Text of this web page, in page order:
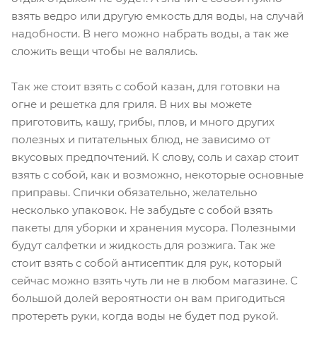
взять ведро или другую емкость для воды, на случай
надобности. В него можно набрать воды, а так же
сложить вещи чтобы не валялись.
Так же стоит взять с собой казан, для готовки на
огне и решетка для гриля. В них вы можете
приготовить, кашу, грибы, плов, и много других
полезных и питательных блюд, не зависимо от
вкусовых предпочтений. К слову, соль и сахар стоит
взять с собой, как и возможно, некоторые основные
приправы. Спички обязательно, желательно
несколько упаковок. Не забудьте с собой взять
пакеты для уборки и хранения мусора. Полезными
будут салфетки и жидкость для розжига. Так же
стоит взять с собой антисептик для рук, который
сейчас можно взять чуть ли не в любом магазине. С
большой долей вероятности он вам пригодиться
протереть руки, когда воды не будет под рукой.